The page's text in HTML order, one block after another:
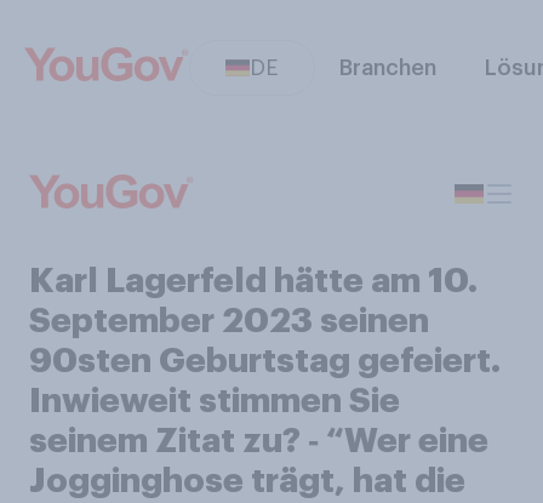
DE Branchen
Karl Lagerfeld hätte am 10.
September 2023 seinen
90sten Geburtstag gefeiert.
Inwieweit stimmen Sie
seinem Zitat zu? ‑ “Wer eine
Jogginghose trägt, hat die